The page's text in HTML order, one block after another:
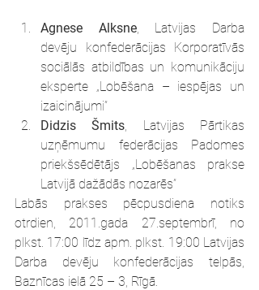
Agnese Alksne, Latvijas Darba
devēju konfederācijas Korporatīvās
sociālās atbildības un komunikāciju
eksperte „Lobēšana – iespējas un
izaicinājumi”
Didzis Šmits, Latvijas Pārtikas
uzņēmumu federācijas Padomes
priekšsēdētājs „Lobēšanas prakse
Latvijā dažādās nozarēs”
Labās prakses pēcpusdiena notiks
otrdien, 2011.gada 27.septembrī, no
plkst. 17:00 līdz apm. plkst. 19:00 Latvijas
Darba devēju konfederācijas telpās,
Baznīcas ielā 25 – 3, Rīgā.